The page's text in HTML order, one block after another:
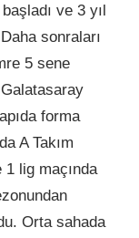
ve 3 yıl
sonraları
5 sene
Galatasaray
forma
A Takım
lig maçında
Orta sahada